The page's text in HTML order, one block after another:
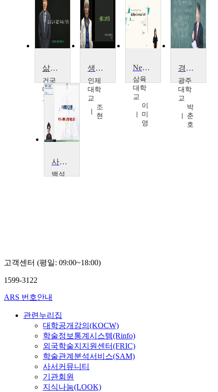
삶의 질 투자와 행복
건국
대학
교
생활과 삶의 질
인제
대학
교
조
현
Neurologic Physical Therapy III
삼육
대학
교
이
미
영
경영과 사회
광주
대학
교
박
춘
호
사회복지실천론
백석
고객센터 (평일: 09:00~18:00)
1599-3122
ARS 번호안내
관련누리집
대학공개강의(KOCW)
학술정보통계시스템(Rinfo)
외국학술지지원센터(FRIC)
학술관계분석서비스(SAM)
사서커뮤니티
기관회원
지식나눔(LOOK)